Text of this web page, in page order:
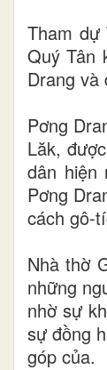
Tham dự
Quý Tân
Drang
Pơng
Lăk,
dân hiện
Pơng
cách gô-
Nhà thờ
những
nhờ sự
sự đồng
góp của.